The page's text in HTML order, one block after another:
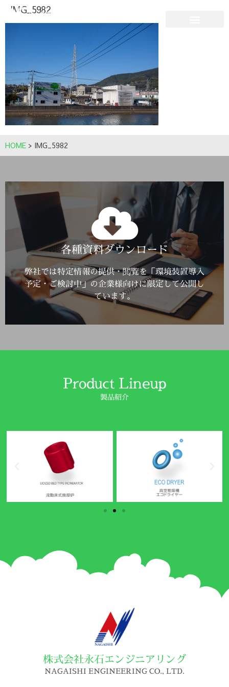
IMG_5982
HOME > IMG_5982
各種資料ダウンロード
弊社では特定情報の提供・閲覧を「環境装置導入
予定・ご検討中」の企業様向けに限定して公開し
ています。
詳しくはこちら
Click Here
Product Lineup
製品紹介
株式会社永石エンジニアリング
NAGAISHI ENGINEERING CO., LTD.